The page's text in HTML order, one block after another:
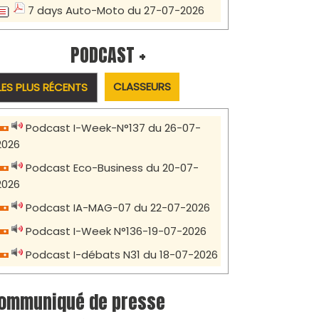
7 days Auto-Moto du 27-07-2026
PODCAST +
PLUS RÉCENTS CLASSEURS
Podcast I-Week-N°137 du 26-07-
Podcast Eco-Business du 20-07-
Podcast IA-MAG-07 du 22-07-2026
Podcast I-Week N°136-19-07-2026
Podcast I-débats N31 du 18-07-2026
de presse